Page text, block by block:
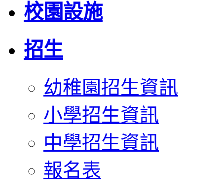
校園設施
招生
幼稚園招生資訊
小學招生資訊
中學招生資訊
報名表